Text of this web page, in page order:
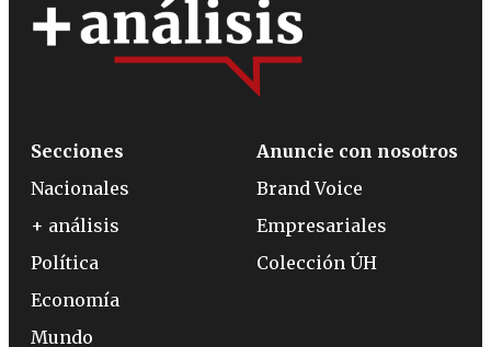
Secciones
Nacionales
+ análisis
Política
Economía
Mundo
Anuncie con nosotros
Brand Voice
Empresariales
Colección ÚH